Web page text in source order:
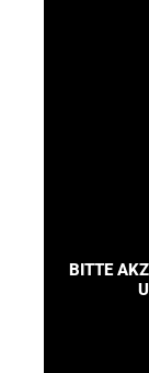
BITTE